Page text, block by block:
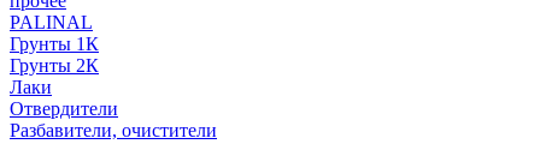
PALINAL
Грунты 1К
Грунты 2К
Лаки
Отвердители
Разбавители, очистители